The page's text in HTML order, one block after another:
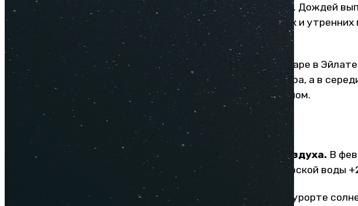
а влажность воздуха 67%. Дождей
переменная. Для вечерних и
куртка!
Отзывы туристов.
В январе в
Купайтесь не с самого утра, а в
с подогреваемым бассейном.
Февраль
Температура воды и воздуха. В
воздуха днем +21°С, а морской воды
Погодные условия.
На курорте